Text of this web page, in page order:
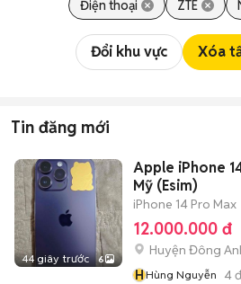
Điện thoại ZTE
Đổi khu vực Xóa
Tin đăng mới
44 giây trước 6
Apple iPhone
Mỹ (Esim)
iPhone 14 Pro Max
12.000.000 đ
Huyện Đông
HHùng Nguyễn 4